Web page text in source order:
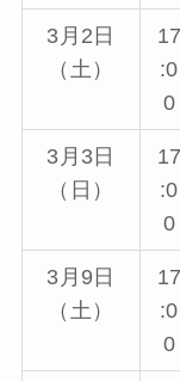
3月2日
（土）
17
:0
0
3月3日
（日）
17
:0
0
3月9日
（土）
17
:0
0